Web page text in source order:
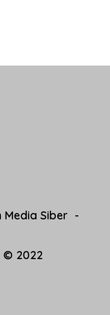
Media Siber
© 2022